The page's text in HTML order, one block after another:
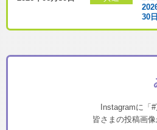
30日
Instagramに「
皆さまの投稿画